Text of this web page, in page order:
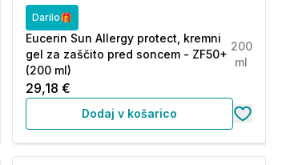
Darilo🎁
Eucerin Sun Allergy protect, kremni
gel za zaščito pred soncem - ZF50+
(200 ml)
200
ml
29,18 €
Dodaj v košarico